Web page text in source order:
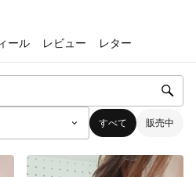
ール レビュー レター
すべて 販売中